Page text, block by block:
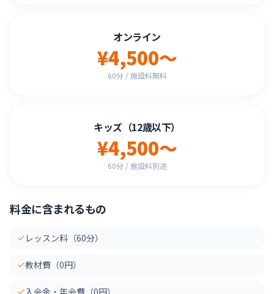
オンライン
¥4,500〜
60分 / 施設料無料
キッズ（12歳以下）
¥4,500〜
60分 / 施設料別途
料金に含まれるもの
レッスン料（60分）
教材費（0円）
入会金・年会費（0円）